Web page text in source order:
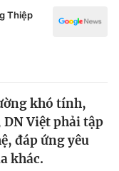
Thiệp
khó tính,
Việt phải tập
đáp ứng yêu
khác.